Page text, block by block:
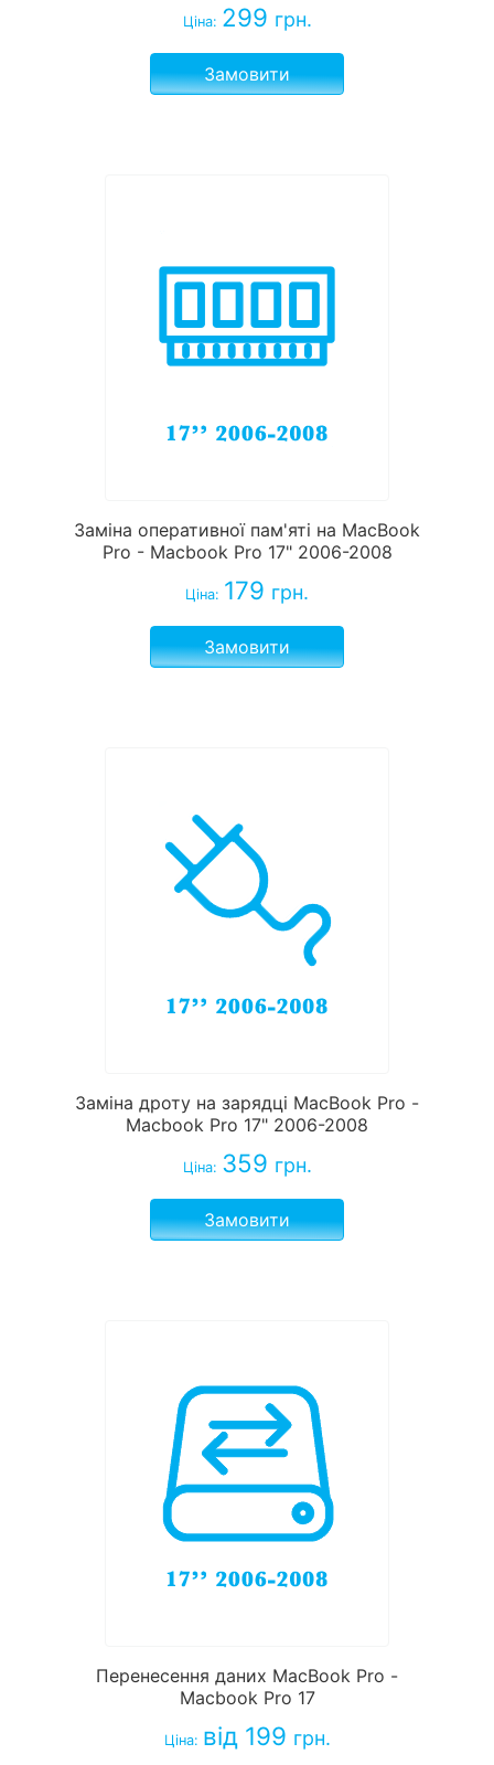
Ціна: 299 грн.
Замовити
Заміна оперативної пам'яті на MacBook
Pro - Macbook Pro 17" 2006-2008
Ціна: 179 грн.
Замовити
Заміна дроту на зарядці MacBook Pro -
Macbook Pro 17" 2006-2008
Ціна: 359 грн.
Замовити
Перенесення даних MacBook Pro -
Macbook Pro 17
Ціна: від 199 грн.